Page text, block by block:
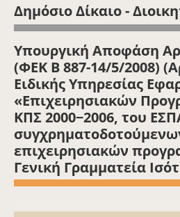
Δημόσιο Δίκαιο -
Υπουργική Αποφάση
(ΦΕΚ Β 887-14/5/2008)
Ειδικής Υπηρεσίας
«Επιχειρησιακών
ΚΠΣ 2000−2006, του
επιχειρησιακών
Γενική Γραμματεία